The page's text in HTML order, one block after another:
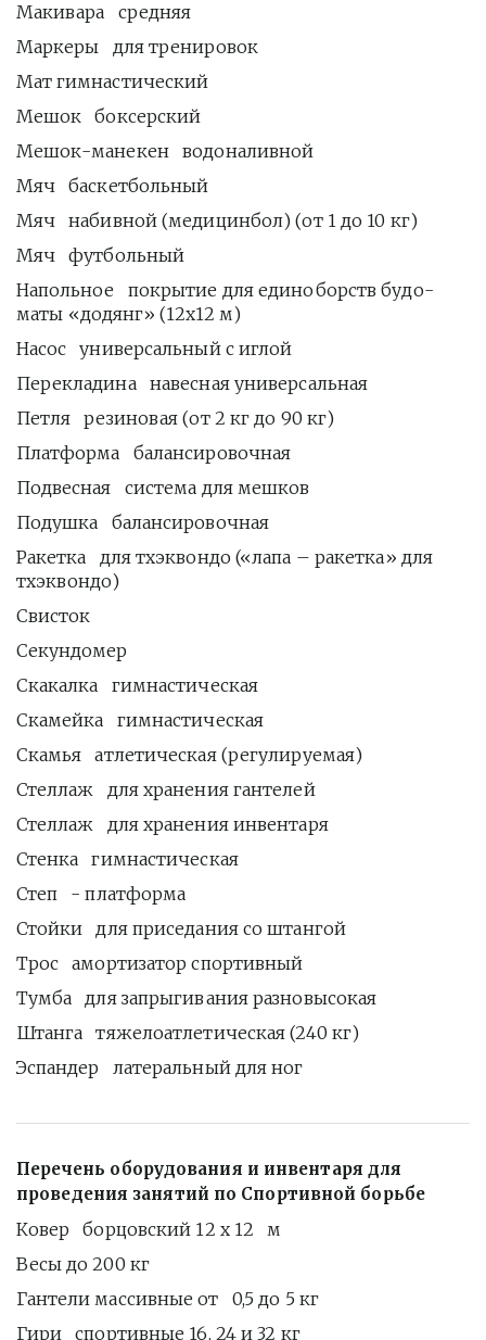
Макивара   средняя
Маркеры   для тренировок
Мат гимнастический
Мешок   боксерский
Мешок-манекен   водоналивной
Мяч   баскетбольный
Мяч   набивной (медицинбол) (от 1 до 10 кг)
Мяч   футбольный
Напольное   покрытие для единоборств будо-
маты «додянг» (12х12 м)
Насос   универсальный с иглой
Перекладина   навесная универсальная
Петля   резиновая (от 2 кг до 90 кг)
Платформа   балансировочная
Подвесная   система для мешков
Подушка   балансировочная
Ракетка   для тхэквондо («лапа – ракетка» для
тхэквондо)
Свисток
Секундомер
Скакалка   гимнастическая
Скамейка   гимнастическая
Скамья   атлетическая (регулируемая)
Стеллаж   для хранения гантелей
Стеллаж   для хранения инвентаря
Стенка   гимнастическая
Степ   - платформа
Стойки   для приседания со штангой
Трос   амортизатор спортивный
Тумба   для запрыгивания разновысокая
Штанга   тяжелоатлетическая (240 кг)
Эспандер   латеральный для ног
Перечень оборудования и инвентаря для
проведения занятий по Спортивной борьбе
Ковер   борцовский 12 х 12   м
Весы до 200 кг
Гантели массивные от   0,5 до 5 кг
Гири   спортивные 16, 24 и 32 кг